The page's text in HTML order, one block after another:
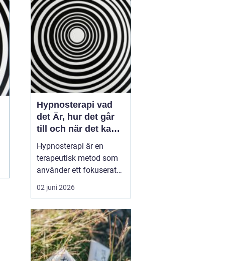
kän...
Hypnosterapi vad
det Är, hur det går
till och när det kan
hjälpa
Hypnosterapi är en
terapeutisk metod som
använder ett fokuserat
och avslappnat
sinnestillstånd för att
undermedvetna. Genom
att kombinera
samtalsterapi med
hypnos kan människor
02 juni 2026